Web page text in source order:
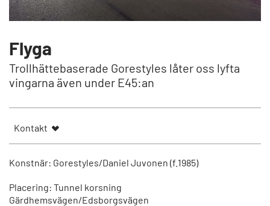
Flyga
Trollhättebaserade Gorestyles låter oss lyfta
vingarna även under E45:an
Kontakt
Konstnär: Gorestyles/Daniel Juvonen (f.1985)
Placering: Tunnel korsning
Gärdhemsvägen/Edsborgsvägen